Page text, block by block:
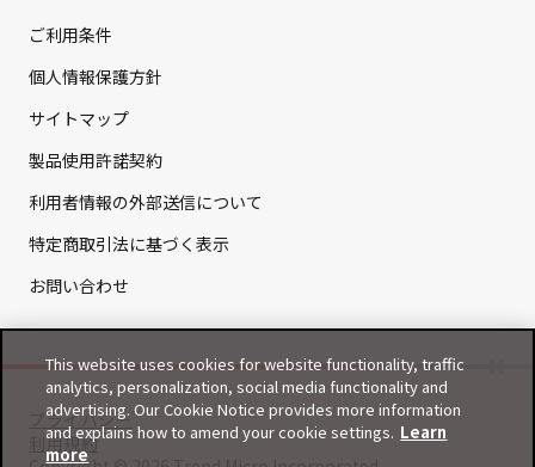
ご利用条件
個人情報保護方針
サイトマップ
製品使用許諾契約
利用者情報の外部送信について
特定商取引法に基づく表示
お問い合わせ
プライバシー
利用規約
This website uses cookies for website functionality, traffic
analytics, personalization, social media functionality and
advertising. Our Cookie Notice provides more information
and explains how to amend your cookie settings. Learn
more